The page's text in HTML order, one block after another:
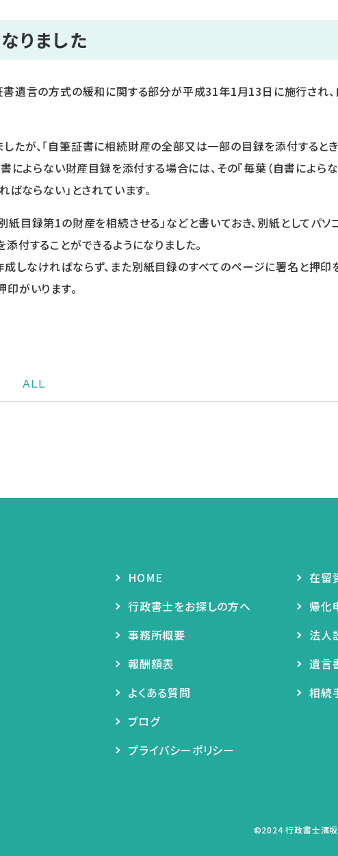
りました
書遺言の方式の緩和に関する部分が平成31年1月13日に施行され
が、「自筆証書に相続財産の全部又は一部の目録を添付するとき
によらない財産目録を添付する場合には、その『毎葉（自書によら
ならない」とされています。
目録第1の財産を相続させる」などと書いておき、別紙としてパソ
付することができるようになりました。
しなければならず、また別紙目録のすべてのページに署名と押印
がいります。
ALL
HOME
行政書士をお探しの方へ
事務所概要
報酬額表
よくある質問
ブログ
プライバシーポリシー
在留
帰化
法人
遺言
相続
©2024 行政書士濱